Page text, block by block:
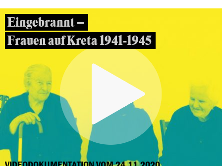
Eingebrannt –
Frauen auf Kreta 1941-1945